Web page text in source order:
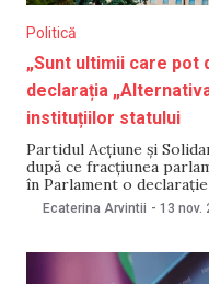
Politică
„Sunt ultimii care pot
declarația
instituțiilor statului
Partidul Acțiune și
după ce fracțiunea
în Parlament o
principalelor instituții
acuzațiile și spune că, în
democrația”
Ecaterina Arvintii - 13 nov.